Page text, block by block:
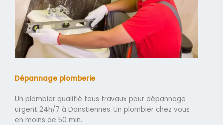
Dépannage plomberie
Un plombier qualifié tous travaux pour dépannage
urgent 24h/7 à Donstiennes. Un plombier chez vous
en moins de 50 min.